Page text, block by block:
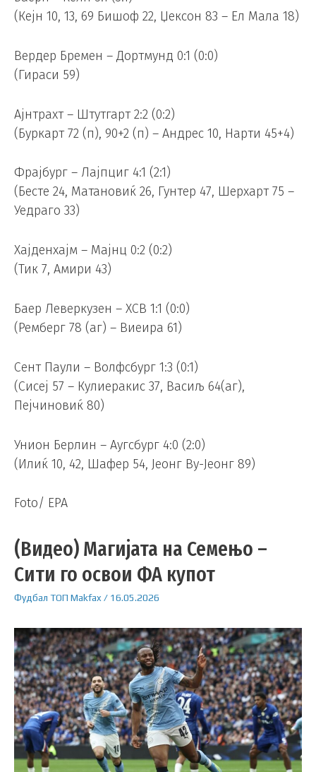
(Кејн 10, 13, 69 Бишоф 22, Џексон 83 – Ел Мала 18)
Вердер Бремен – Дортмунд 0:1 (0:0)
(Гираси 59)
Ајнтрахт – Штутгарт 2:2 (0:2)
(Буркарт 72 (п), 90+2 (п) – Андрес 10, Нарти 45+4)
Фрајбург – Лајпциг 4:1 (2:1)
(Бесте 24, Матановиќ 26, Гунтер 47, Шерхарт 75 –
Уедраго 33)
Хајденхајм – Мајнц 0:2 (0:2)
(Тик 7, Амири 43)
Баер Леверкузен – ХСВ 1:1 (0:0)
(Ремберг 78 (аг) – Виеира 61)
Сент Паули – Волфсбург 1:3 (0:1)
(Сисеј 57 – Кулиеракис 37, Васиљ 64(аг),
Пејчиновиќ 80)
Унион Берлин – Аугсбург 4:0 (2:0)
(Илиќ 10, 42, Шафер 54, Јеонг Ву-Јеонг 89)
Foto/ EPA
(Видео) Магијата на Семењо –
Сити го освои ФА купот
Фудбал ТОП Makfax / 16.05.2026